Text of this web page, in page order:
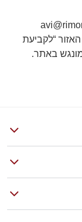
האזור “לקביעת
באתר.